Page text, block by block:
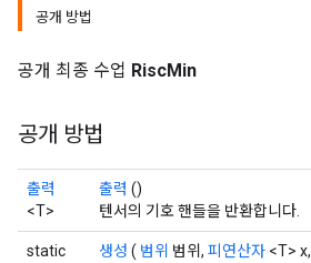
공개 방법
공개 최종 수업 RiscMin
공개 방법
출력
<T>
출력 ()
텐서의 기호 핸들을 반환합니다.
static
생성 ( 범위 범위, 피연산자 <T> x,